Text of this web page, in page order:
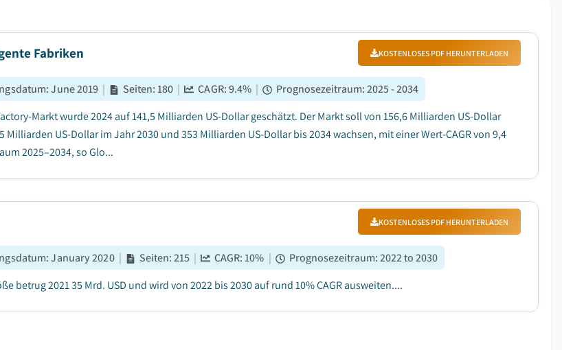
Fabriken KOSTENLOSES PDF HERUNTERLADEN
:June 2019 | Seiten:180 | CAGR:9.4% | Prognosezeitraum:2025 - 2034
Markt wurde 2024 auf 141,5 Milliarden US-Dollar geschätzt. Der Markt soll von 156,6 Milliarden US-Dollar
Milliarden US-Dollar im Jahr 2030 und 353 Milliarden US-Dollar bis 2034 wachsen, mit einer Wert-CAGR von 9,4
2025–2034, so Glo...
KOSTENLOSES PDF HERUNTERLADEN
:January 2020 | Seiten:215 | CAGR:10% | Prognosezeitraum:2022 to 2030
betrug 2021 35 Mrd. USD und wird von 2022 bis 2030 auf rund 10% CAGR ausweiten....